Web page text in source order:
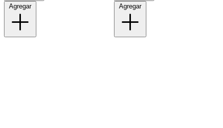
Agregar Agregar